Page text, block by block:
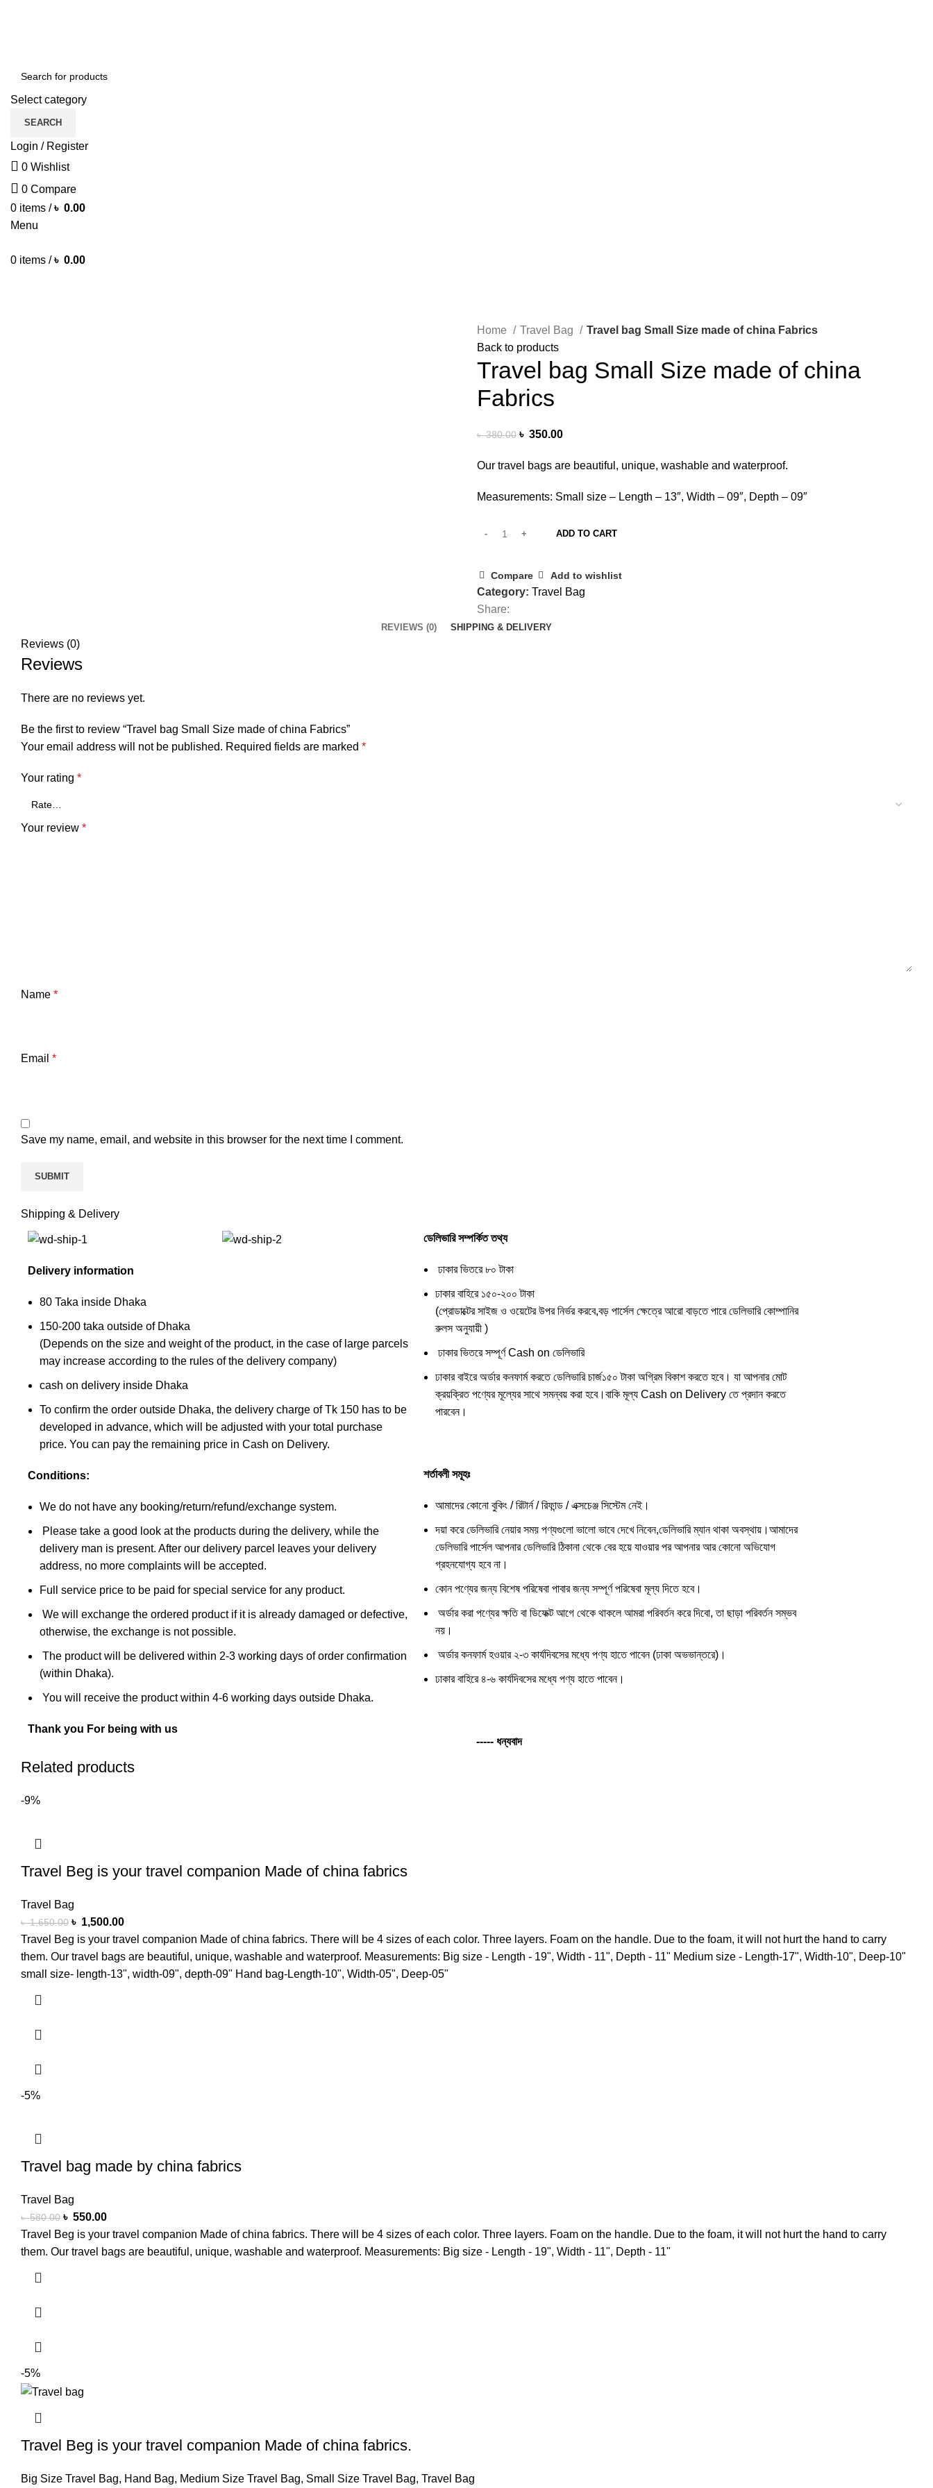
Select category
SEARCH
Login / Register
0 Wishlist
0 Compare
0 items / ৳ 0.00
Menu
0 items / ৳ 0.00
Home Travel Bag
Travel bag Small Size made of china Fabrics
Back to products
Travel bag Small Size made of china
Fabrics
৳380.00 ৳ 350.00
Our travel bags are beautiful, unique, washable and waterproof.
Measurements: Small size – Length – 13″, Width – 09″, Depth – 09″
ADD TO CART
Compare Add to wishlist
Category: Travel Bag
Share:
REVIEWS (0) SHIPPING & DELIVERY
Reviews (0)
Reviews
There are no reviews yet.
Be the first to review “Travel bag Small Size made of china Fabrics”
Your email address will not be published. Required fields are marked *
Your rating *
Your review *
Name *
Email *
Save my name, email, and website in this browser for the next time I comment.
Shipping & Delivery
Delivery information
80 Taka inside Dhaka
150-200 taka outside of Dhaka
(Depends on the size and weight of the product, in the case of large parcels
may increase according to the rules of the delivery company)
cash on delivery inside Dhaka
To confirm the order outside Dhaka, the delivery charge of Tk 150 has to be
developed in advance, which will be adjusted with your total purchase
price. You can pay the remaining price in Cash on Delivery.
Conditions:
We do not have any booking/return/refund/exchange system.
Please take a good look at the products during the delivery, while the
delivery man is present. After our delivery parcel leaves your delivery
address, no more complaints will be accepted.
Full service price to be paid for special service for any product.
We will exchange the ordered product if it is already damaged or defective,
otherwise, the exchange is not possible.
The product will be delivered within 2-3 working days of order confirmation
(within Dhaka).
You will receive the product within 4-6 working days outside Dhaka.
Thank you For being with us
ডেলিভারি সম্পর্কিত তথ্য
ঢাকার ভিতরে ৮০ টাকা
ঢাকার বাহিরে ১৫০-২০০ টাকা
(প্রোডাক্টের সাইজ ও ওয়েটের উপর নির্ভর করবে,বড় পার্সেল ক্ষেত্রে আরো বাড়তে পারে ডেলিভারি কোম্পানির
রুলস অনুযায়ী )
ঢাকার ভিতরে সম্পূর্ণ Cash on ডেলিভারি
ঢাকার বাইরে অর্ডার কনফার্ম করতে ডেলিভারি চার্জ১৫০ টাকা অগ্রিম বিকাশ করতে হবে। যা আপনার মোট
ক্রয়ক্রিত পণ্যের মূল্যের সাথে সমন্বয় করা হবে।বাকি মূল্য Cash on Delivery তে প্রদান করতে
পারবেন।
শর্তাবলী সমূহঃ
আমাদের কোনো বুকিং / রিটার্ন / রিফান্ড / এক্সচেঞ্জ সিস্টেম নেই।
দয়া করে ডেলিভারি নেয়ার সময় পণ্যগুলো ভালো ভাবে দেখে নিবেন,ডেলিভারি ম্যান থাকা অবস্থায়।আমাদের
ডেলিভারি পার্সেল আপনার ডেলিভারি ঠিকানা থেকে বের হয়ে যাওয়ার পর আপনার আর কোনো অভিযোগ
গ্রহনযোগ্য হবে না।
কোন পণ্যের জন্য বিশেষ পরিষেবা পাবার জন্য সম্পূর্ণ পরিষেবা মূল্য দিতে হবে।
অর্ডার করা পণ্যের ক্ষতি বা ডিফেক্ট আগে থেকে থাকলে আমরা পরিবর্তন করে দিবো, তা ছাড়া পরিবর্তন সম্ভব
নয়।
অর্ডার কনফার্ম হওয়ার ২-৩ কার্যদিবসের মধ্যে পণ্য হাতে পাবেন (ঢাকা অভভান্তরে)।
ঢাকার বাহিরে ৪-৬ কার্যদিবসের মধ্যে পণ্য হাতে পাবেন।
----- ধন্যবাদ
Related products
-9%
Travel Beg is your travel companion Made of china fabrics
Travel Bag
৳1,650.00 ৳ 1,500.00
Travel Beg is your travel companion Made of china fabrics. There will be 4 sizes of each color. Three layers. Foam on the handle. Due to the foam, it will not hurt the hand to carry
them. Our travel bags are beautiful, unique, washable and waterproof. Measurements: Big size - Length - 19", Width - 11", Depth - 11" Medium size - Length-17", Width-10", Deep-10"
small size- length-13", width-09", depth-09" Hand bag-Length-10", Width-05", Deep-05"
-5%
Travel bag made by china fabrics
Travel Bag
৳580.00 ৳ 550.00
Travel Beg is your travel companion Made of china fabrics. There will be 4 sizes of each color. Three layers. Foam on the handle. Due to the foam, it will not hurt the hand to carry
them. Our travel bags are beautiful, unique, washable and waterproof. Measurements: Big size - Length - 19", Width - 11", Depth - 11"
-5%
Travel Beg is your travel companion Made of china fabrics.
Big Size Travel Bag, Hand Bag, Medium Size Travel Bag, Small Size Travel Bag, Travel Bag